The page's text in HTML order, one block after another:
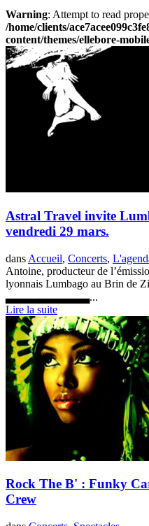
Warning: Attempt to read
/home/clients/
content/themes/ellebore-
Astral Travel invite
vendredi 29 mars.
dans Accueil, Concerts,
Antoine, producteur de
lyonnais Lumbago au Brin de
▃▃▃▃▃▃▃▃▃▃...
Lire la suite
Rock The B' : Funky
Crew